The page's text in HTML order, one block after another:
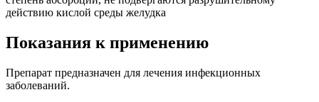
Показания к применению
Препарат предназначен для лечения инфекционных
заболеваний.